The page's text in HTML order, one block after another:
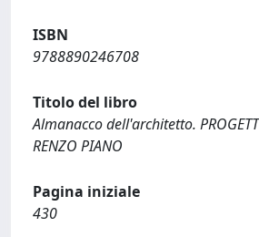
ISBN
9788890246708
Titolo del libro
Almanacco dell'architetto.
RENZO PIANO
Pagina iniziale
430